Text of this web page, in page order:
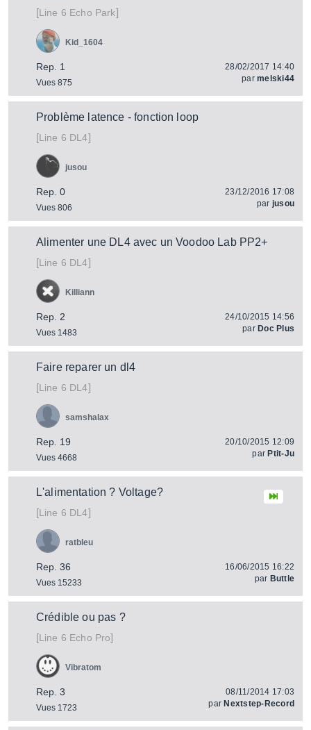
[Line 6 Echo Park]
Rep. 1
Vues 875
Kid_1604
28/02/2017 14:40
parmelski44
Problème latence - fonction loop
[Line 6 DL4]
Rep. 0
Vues 806
jusou
23/12/2016 17:08
par jusou
Alimenter une DL4 avec un Voodoo Lab PP2+
[Line 6 DL4]
Rep. 2
Vues 1483
Killiann
24/10/2015 14:56
par Doc Plus
Faire reparer un dl4
[Line 6 DL4]
Rep. 19
Vues 4668
samshalax
20/10/2015 12:09
par Ptit-Ju
L'alimentation ? Voltage?
[Line 6 DL4]
Rep. 36
Vues 15233
ratbleu
16/06/2015 16:22
par Buttle
Crédible ou pas ?
[Line 6 Echo Pro]
Rep. 3
Vues 1723
Vibratom
08/11/2014 17:03
par Nextstep-Record